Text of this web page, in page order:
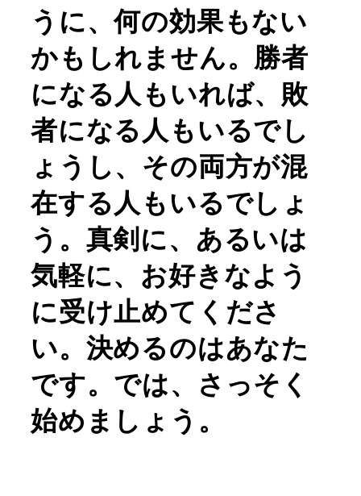
うに、何の効果もない
かもしれません。勝者
になる人もいれば、敗
者になる人もいるでし
ょうし、その両方が混
在する人もいるでしょ
う。真剣に、あるいは
気軽に、お好きなよう
に受け止めてくださ
い。決めるのはあなた
です。では、さっそく
始めましょう。